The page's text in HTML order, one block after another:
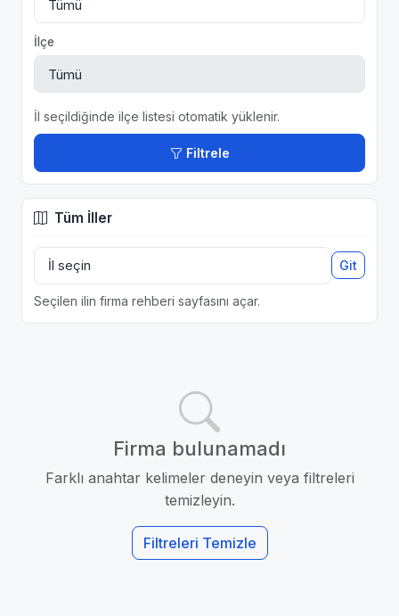
İlçe
İl seçildiğinde ilçe listesi otomatik yüklenir.
Filtrele
Tüm İller
Git
Seçilen ilin firma rehberi sayfasını açar.
Firma bulunamadı
Farklı anahtar kelimeler deneyin veya filtreleri
temizleyin.
Filtreleri Temizle